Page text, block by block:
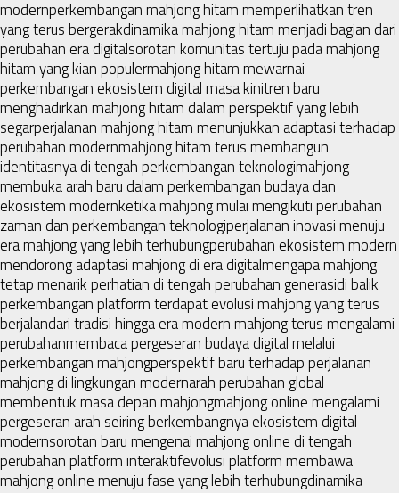
modernperkembangan mahjong hitam memperlihatkan tren
yang terus bergerakdinamika mahjong hitam menjadi bagian dari
perubahan era digitalsorotan komunitas tertuju pada mahjong
hitam yang kian populermahjong hitam mewarnai
perkembangan ekosistem digital masa kinitren baru
menghadirkan mahjong hitam dalam perspektif yang lebih
segarperjalanan mahjong hitam menunjukkan adaptasi terhadap
perubahan modernmahjong hitam terus membangun
identitasnya di tengah perkembangan teknologimahjong
membuka arah baru dalam perkembangan budaya dan
ekosistem modernketika mahjong mulai mengikuti perubahan
zaman dan perkembangan teknologiperjalanan inovasi menuju
era mahjong yang lebih terhubungperubahan ekosistem modern
mendorong adaptasi mahjong di era digitalmengapa mahjong
tetap menarik perhatian di tengah perubahan generasidi balik
perkembangan platform terdapat evolusi mahjong yang terus
berjalandari tradisi hingga era modern mahjong terus mengalami
perubahanmembaca pergeseran budaya digital melalui
perkembangan mahjongperspektif baru terhadap perjalanan
mahjong di lingkungan modernarah perubahan global
membentuk masa depan mahjongmahjong online mengalami
pergeseran arah seiring berkembangnya ekosistem digital
modernsorotan baru mengenai mahjong online di tengah
perubahan platform interaktifevolusi platform membawa
mahjong online menuju fase yang lebih terhubungdinamika